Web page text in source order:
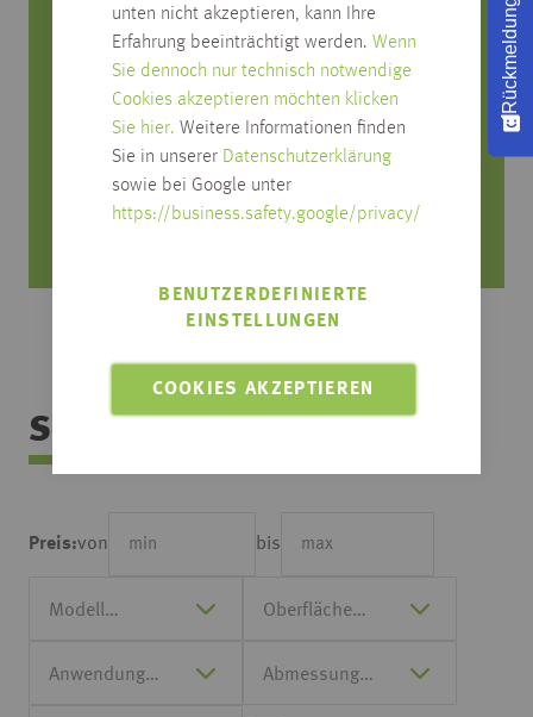
unten nicht akzeptieren, kann Ihre
Erfahrung beeinträchtigt werden. Wenn
Sie dennoch nur technisch notwendige
Cookies akzeptieren möchten klicken
Sie hier. Weitere Informationen finden
Sie in unserer Datenschutzerklärung
sowie bei Google unter
https://business.safety.google/privacy/
COOKIES AKZEPTIEREN
BENUTZERDEFINIERTE
EINSTELLUNGEN
Sie haben Fragen zum Produkt?
Rufen Sie uns an, wir beraten Sie gerne!
0751/4004-545
produktfrage@habisreutinger.de
Mo. bis Fr. von 8 Uhr bis 18 Uhr
Sortimentsübersicht
Preis:von bis
Rückmeldung